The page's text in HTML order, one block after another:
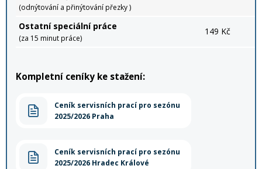
(odnýtování a přinýtování přezky )
Ostatní speciální práce
(za 15 minut práce)
149 Kč
Kompletní ceníky ke stažení:
Ceník servisních prací pro sezónu
2025/2026 Praha
Ceník servisních prací pro sezónu
2025/2026 Hradec Králové